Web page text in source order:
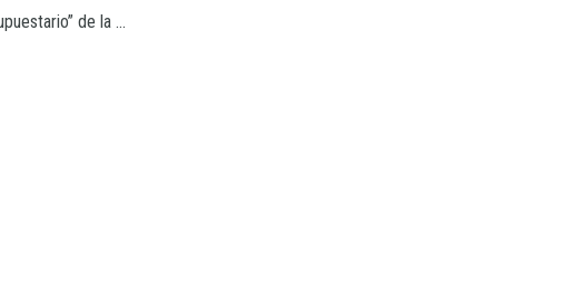
de la ...